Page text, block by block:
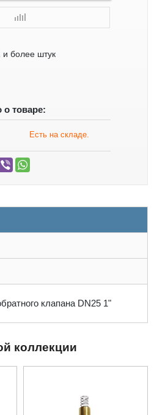
и более штук
товаре:
Есть на складе.
клапана DN25 1"
коллекции